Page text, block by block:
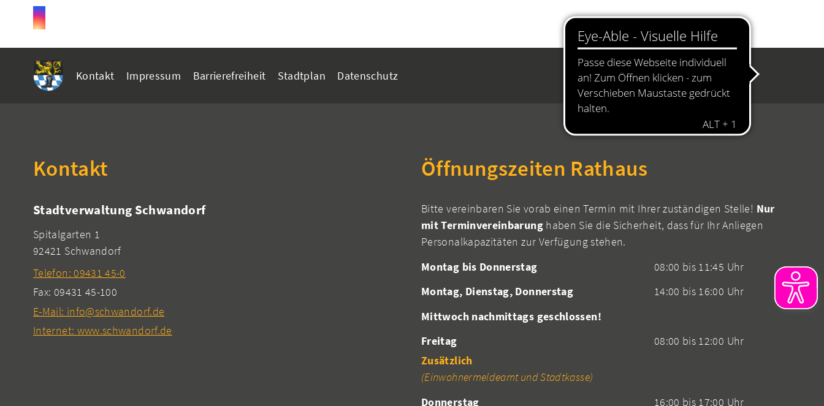
Kontakt Impressum Barrierefreiheit Stadtplan Datenschutz
Kontakt
Stadtverwaltung Schwandorf
Spitalgarten 1
92421 Schwandorf
Telefon: 09431 45-0
Fax: 09431 45-100
E-Mail: info@schwandorf.de
Internet: www.schwandorf.de
Öffnungszeiten Rathaus
Bitte vereinbaren Sie vorab einen Termin mit Ihrer zuständigen Stelle! Nur
mit Terminvereinbarunghaben Sie die Sicherheit, dass für Ihr Anliegen
Personalkapazitäten zur Verfügung stehen.
Montag bis Donnerstag
Montag, Dienstag, Donnerstag
Mittwoch nachmittags geschlossen!
08:00 bis 11:45 Uhr
14:00 bis 16:00 Uhr
Freitag
08:00 bis 12:00 Uhr
Zusätzlich
(Einwohnermeldeamt und Stadtkasse)
Donnerstag
16:00 bis 17:00 Uhr